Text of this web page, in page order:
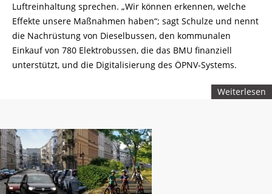
Luftreinhaltung sprechen. „Wir können erkennen, welche
Effekte unsere Maßnahmen haben“; sagt Schulze und nennt
die Nachrüstung von Dieselbussen, den kommunalen
Einkauf von 780 Elektrobussen, die das BMU finanziell
unterstützt, und die Digitalisierung des ÖPNV-Systems.
Weiterlesen